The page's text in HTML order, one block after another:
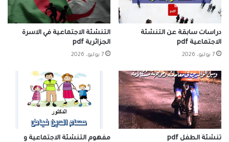
دراسات سابقة عن التنشئة
الاجتماعية pdf
7 يوليو، 2026
التنشئة الاجتماعية في الاسرة
الجزائرية pdf
7 يوليو، 2026
تنشئة الطفل pdf
مفهوم التنشئة الاجتماعية و